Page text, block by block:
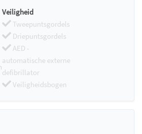
Veiligheid
Tweepuntsgordels
Driepuntsgordels
AED -
automatische externe
defibrillator
Veiligheidsbogen